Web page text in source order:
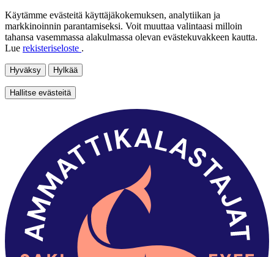
Käytämme evästeitä käyttäjäkokemuksen, analytiikan ja
markkinoinnin parantamiseksi. Voit muuttaa valintaasi milloin
tahansa vasemmassa alakulmassa olevan evästekuvakkeen kautta.
Lue rekisteriseloste .
Hyväksy Hylkää
Hallitse evästeitä